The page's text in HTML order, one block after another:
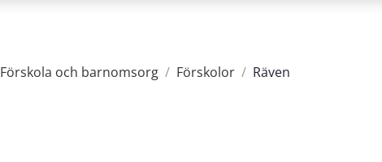
Förskola och barnomsorg / Förskolor / Räven